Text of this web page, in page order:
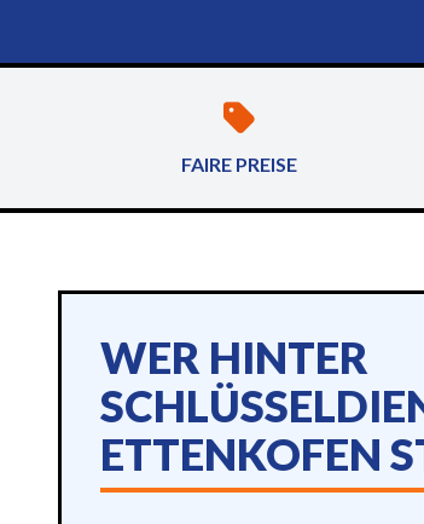
FAIRE PREISE
WER HINTER
ETTENKOFEN